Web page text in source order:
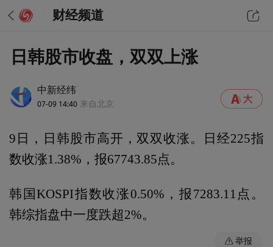
财经频道
日韩股市收盘，双双上涨
中新经纬
07-09 14:40 来自北京
9日，日韩股市高开，双双收涨。日经225指
数收涨1.38%，报67743.85点。
韩国KOSPI指数收涨0.50%，报7283.11点。
韩综指盘中一度跌超2%。
举报